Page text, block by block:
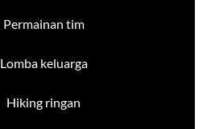
Permainan tim
Lomba keluarga
Hiking ringan